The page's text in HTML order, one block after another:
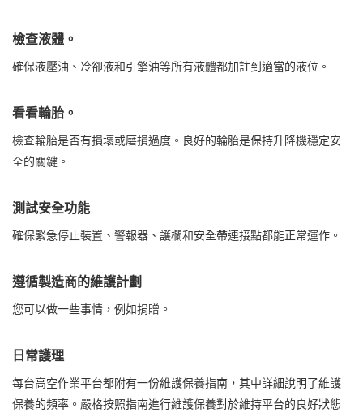
檢查液體。
確保液壓油、冷卻液和引擎油等所有液體都加註到適當的液位。
看看輪胎。
檢查輪胎是否有損壞或磨損過度。良好的輪胎是保持升降機穩定安
全的關鍵。
測試安全功能
確保緊急停止裝置、警報器、護欄和安全帶連接點都能正常運作。
遵循製造商的維護計劃
您可以做一些事情，例如捐贈。
日常護理
每台高空作業平台都附有一份維護保養指南，其中詳細說明了維護
保養的頻率。嚴格按照指南進行維護保養對於維持平台的良好狀態